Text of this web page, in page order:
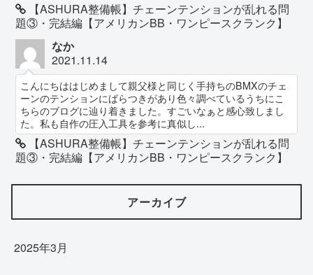
【ASHURA整備帳】チェーンテンションが乱れる問
題③・完結編【アメリカンBB・ワンピースクランク】
なか
2021.11.14
こんにちははじめまして親父様と同じく手持ちのBMXのチェ
ーンのテンションにばらつきがあり色々調べているうちにこ
ちらのブログに辿り着きました。すごいなぁと感心致しまし
た。私も自作の圧入工具を参考に真似し...
【ASHURA整備帳】チェーンテンションが乱れる問
題③・完結編【アメリカンBB・ワンピースクランク】
アーカイブ
2025年3月